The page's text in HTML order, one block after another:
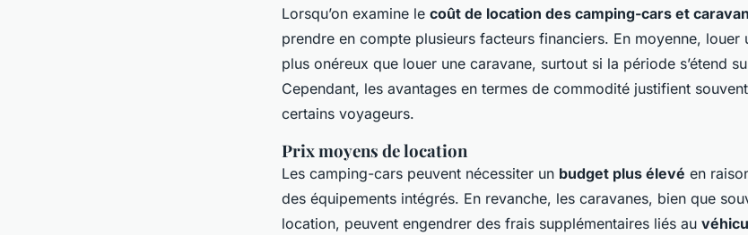
Lorsqu’on examine le coût de location des camping-cars et
prendre en compte plusieurs facteurs financiers. En moyenne,
plus onéreux que louer une caravane, surtout si la période s’étend
Cependant, les avantages en termes de commodité justifient
certains voyageurs.
Prix moyens de location
Les camping-cars peuvent nécessiter un budget plus élevé en
des équipements intégrés. En revanche, les caravanes, bien que
location, peuvent engendrer des frais supplémentaires liés au